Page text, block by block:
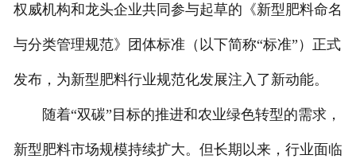
权威机构和龙头企业共同参与起草的《新型肥料命名
与分类管理规范》团体标准（以下简称“标准”）正式
发布，为新型肥料行业规范化发展注入了新动能。
随着“双碳”目标的推进和农业绿色转型的需求，
新型肥料市场规模持续扩大。但长期以来，行业面临